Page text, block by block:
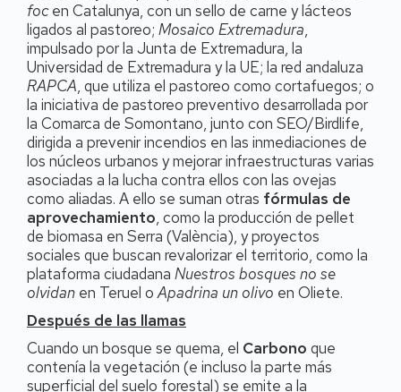
focen Catalunya, con un sello de carne y lácteos
ligados al pastoreo; Mosaico Extremadura,
impulsado por la Junta de Extremadura, la
Universidad de Extremadura y la UE; la red andaluza
RAPCA, que utiliza el pastoreo como cortafuegos; o
la iniciativa de pastoreo preventivo desarrollada por
la Comarca de Somontano, junto con SEO/Birdlife,
dirigida a prevenir incendios en las inmediaciones de
los núcleos urbanos y mejorar infraestructuras varias
asociadas a la lucha contra ellos con las ovejas
como aliadas. A ello se suman otras fórmulas de
aprovechamiento, como la producción de pellet
de biomasa en Serra (València), y proyectos
sociales que buscan revalorizar el territorio, como la
plataforma ciudadana Nuestros bosques no se
olvidan en Teruel oApadrina un olivo en Oliete.
Después de las llamas
Cuando un bosque se quema, el Carbono que
contenía la vegetación (e incluso la parte más
superficial del suelo forestal) se emite a la